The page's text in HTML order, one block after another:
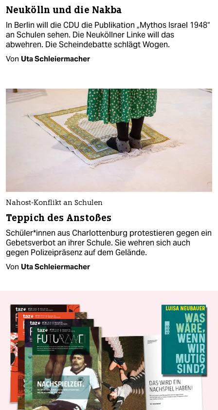
Neukölln und die Nakba
In Berlin will die CDU die Publikation „Mythos Israel 1948“
an Schulen sehen. Die Neuköllner Linke will das
abwehren. Die Scheindebatte schlägt Wogen.
Von Uta Schleiermacher
Nahost-Konflikt an Schulen
Teppich des Anstoßes
Schü­le­r*in­nen aus Charlottenburg protestieren gegen ein
Gebetsverbot an ihrer Schule. Sie wehren sich auch
gegen Polizeipräsenz auf dem Gelände.
Von Uta Schleiermacher